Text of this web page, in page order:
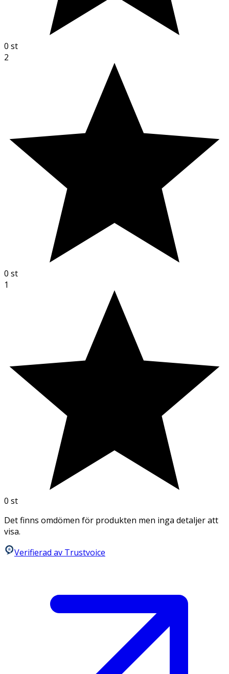
0 st
2
0 st
1
0 st
Det finns omdömen för produkten men inga detaljer att
visa.
Verifierad av Trustvoice